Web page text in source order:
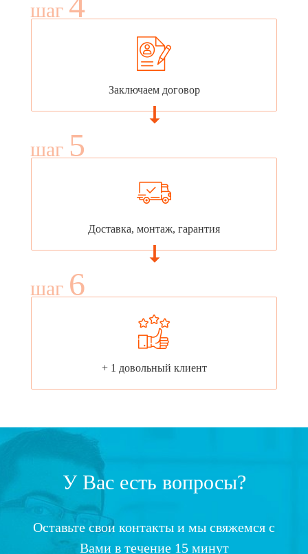
шаг
Заключаем договор
шаг 5
Доставка, монтаж, гарантия
шаг 6
+ 1 довольный клиент
У Вас есть вопросы?
Оставьте свои контакты и мы свяжемся с
Вами в течение 15 минут